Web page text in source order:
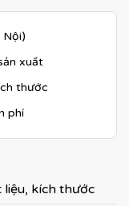
xuất
thước
phí
liệu, kích thước